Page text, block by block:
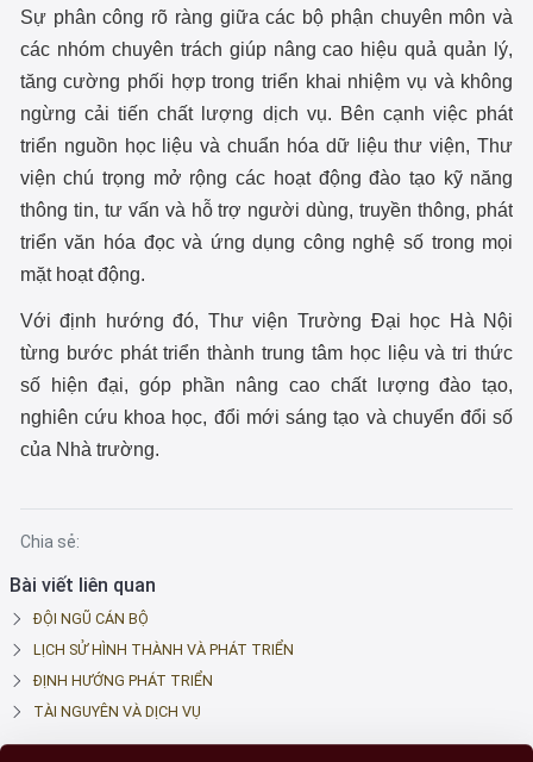
Sự phân công rõ ràng giữa các bộ phận chuyên môn và
các nhóm chuyên trách giúp nâng cao hiệu quả quản lý,
tăng cường phối hợp trong triển khai nhiệm vụ và không
ngừng cải tiến chất lượng dịch vụ. Bên cạnh việc phát
triển nguồn học liệu và chuẩn hóa dữ liệu thư viện, Thư
viện chú trọng mở rộng các hoạt động đào tạo kỹ năng
thông tin, tư vấn và hỗ trợ người dùng, truyền thông, phát
triển văn hóa đọc và ứng dụng công nghệ số trong mọi
mặt hoạt động.
Với định hướng đó, Thư viện Trường Đại học Hà Nội
từng bước phát triển thành trung tâm học liệu và tri thức
số hiện đại, góp phần nâng cao chất lượng đào tạo,
nghiên cứu khoa học, đổi mới sáng tạo và chuyển đổi số
của Nhà trường.
Chia sẻ:
Bài viết liên quan
ĐỘI NGŨ CÁN BỘ
LỊCH SỬ HÌNH THÀNH VÀ PHÁT TRIỂN
ĐỊNH HƯỚNG PHÁT TRIỂN
TÀI NGUYÊN VÀ DỊCH VỤ